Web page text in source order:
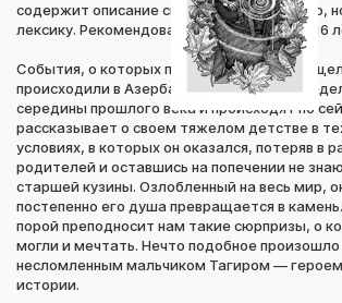
содержит описание сцен насилия и грубую,
лексику. Рекомендована для лиц старше 16
События, о которых повествует книга
происходили в Азербайджане и за его
середины прошлого века и происходят по
рассказывает о своем тяжелом детстве в
условиях, в которых он оказался, потеряв в
родителей и оставшись на попечении не
старшей кузины. Озлобленный на весь мир,
постепенно его душа превращается в
порой преподносит нам такие сюрпризы, о
могли и мечтать. Нечто подобное произошло
несломленным мальчиком Тагиром —
истории.